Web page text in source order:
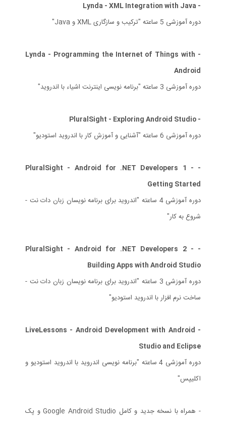
- Lynda - XML Integration with Java
دوره آموزشی 5 ساعته "ترکیب و سازگاری XML و Java"
- Lynda - Programming the Internet of Things with
Android
دوره آموزشی 3 ساعته "برنامه نویسی اینترنت اشیاء با اندروید"
- PluralSight - Exploring Android Studio
دوره آموزشی 6 ساعته "آشنایی و آموزش کار با اندروید استودیو"
- PluralSight - Android for .NET Developers 1 -
Getting Started
دوره آموزشی 4 ساعته "اندروید برای برنامه نویسان زبان دات نت -
شروع به کار"
- PluralSight - Android for .NET Developers 2 -
Building Apps with Android Studio
دوره آموزشی 3 ساعته "اندروید برای برنامه نویسان زبان دات نت -
ساخت نرم افزار با اندروید استودیو"
- LiveLessons - Android Development with Android
Studio and Eclipse
دوره آموزشی 4 ساعته "برنامه نویسی اندروید با اندروید استودیو و
اکلیپس"
- همراه با نسخه جدید و کامل Google Android Studio و پک